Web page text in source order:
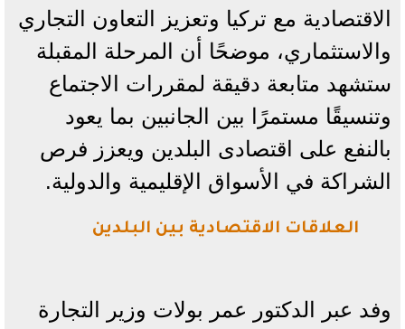
الاقتصادية مع تركيا وتعزيز التعاون التجاري
والاستثماري، موضحًا أن المرحلة المقبلة
ستشهد متابعة دقيقة لمقررات الاجتماع
وتنسيقًا مستمرًا بين الجانبين بما يعود
بالنفع على اقتصادى البلدين ويعزز فرص
الشراكة في الأسواق الإقليمية والدولية.
العلاقات الاقتصادية بين البلدين
وفد عبر الدكتور عمر بولات وزير التجارة